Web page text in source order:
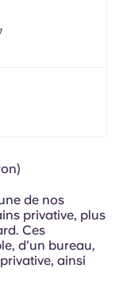
de nos
privative, plus
Ces
d'un bureau,
ainsi